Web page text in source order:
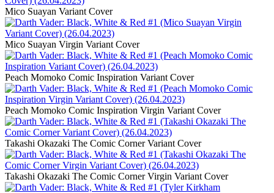
Mico Suayan Variant Cover
Mico Suayan Virgin Variant Cover
Peach Momoko Comic Inspiration Variant Cover
Peach Momoko Comic Inspiration Virgin Variant Cover
Takashi Okazaki The Comic Corner Variant Cover
Takashi Okazaki The Comic Corner Virgin Variant Cover